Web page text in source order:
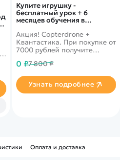
Купите игрушку -
бесплатный урок + 6
месяцев обучения в
Акция! Copterdrone +
Квантастика. При покупке от
7000 рублей получите
нашего партнера
0 ₽7 800 ₽
Узнать подробнее
Оплата и доставка